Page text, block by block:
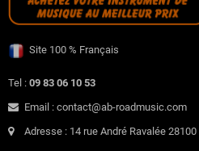
Site 100 % Français
Tel : 09 83 06 10 53
Email : contact@ab-roadmusic.com
Adresse : 14 rue André Ravalée 28100